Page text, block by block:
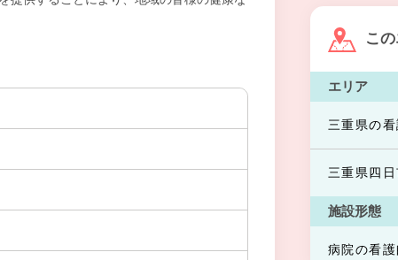
こ
エリア
三重県の看
三重県四
施設形態
病院の看護